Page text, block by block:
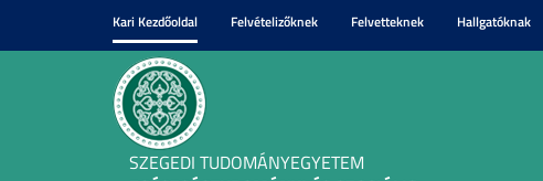
Kari Kezdőoldal Felvételizőknek Felvetteknek Hallgatóknak
SZEGEDI TUDOMÁNYEGYETEM